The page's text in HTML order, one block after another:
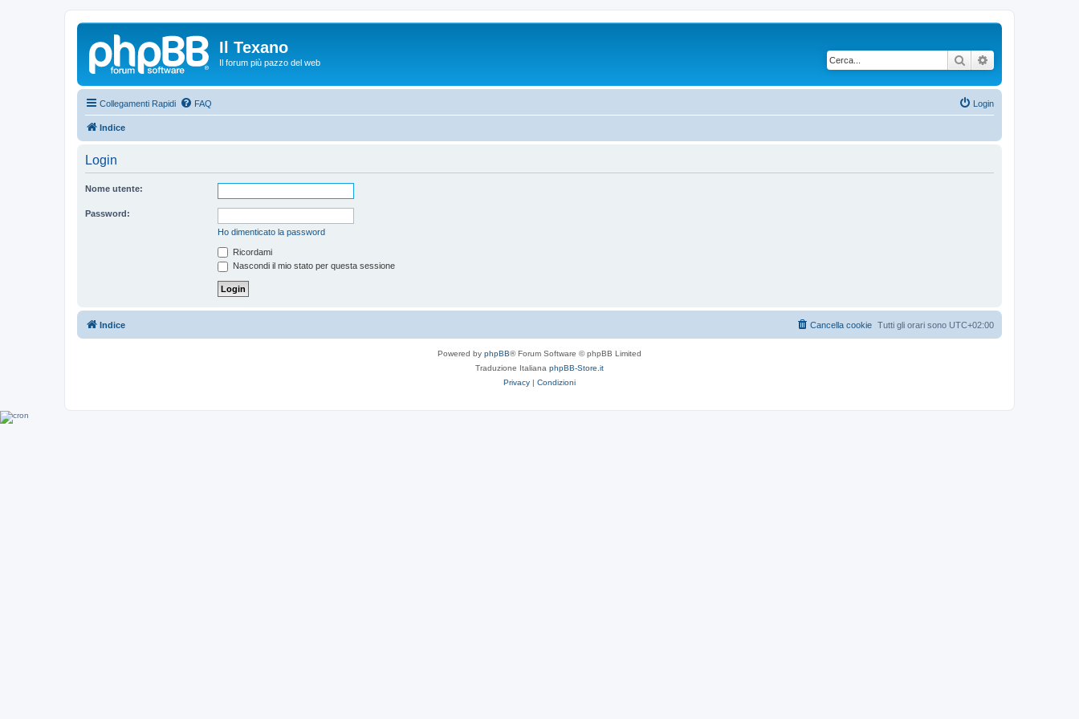
Il Texano
Il forum più pazzo del web Cerca
Collegamenti Rapidi FAQ Login
Indice
Login
Nome utente:
Password:
Ho dimenticato la password
Ricordami
Nascondi il mio stato per questa sessione
Indice Tutti gli orari sono UTC+02:00
Cancella cookie
Powered by phpBB® Forum Software © phpBB Limited
Traduzione Italiana phpBB-Store.it
Privacy | Condizioni